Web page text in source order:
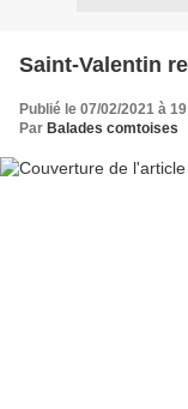
Saint-Valentin
Publié le 07/02/2021 à
Par Balades comtoises